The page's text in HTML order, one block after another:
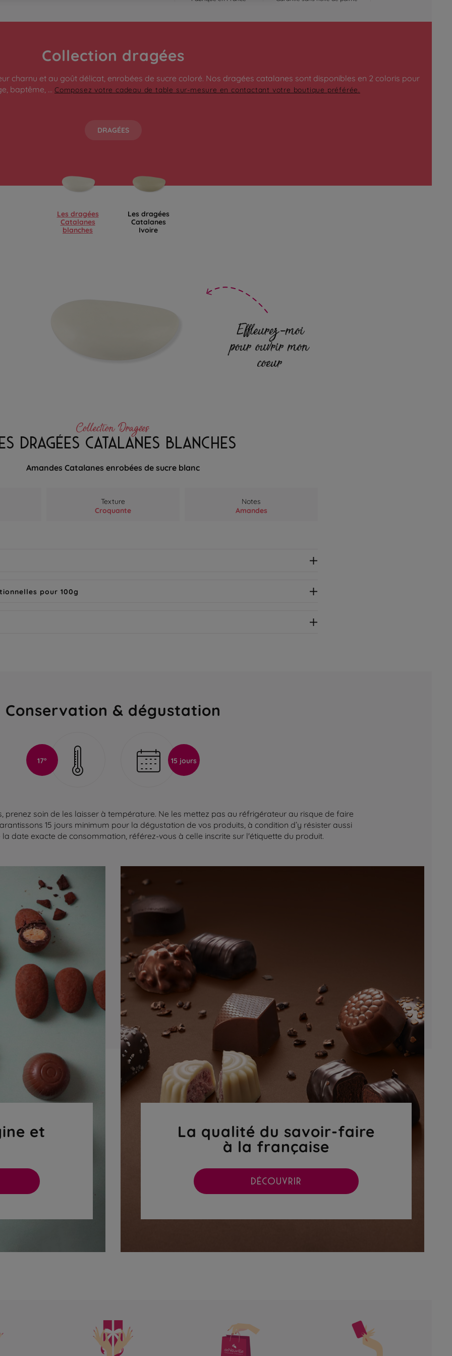
Collection dragées
charnu et au goût délicat, enrobées de sucre coloré. Nos dragées catalanes sont disponibles en 2 coloris pour
baptême, ... Composez votre cadeau de table sur-mesure en contactant votre boutique préférée.
DRAGÉES
Les dragées
Catalanes
blanches
Les dragées
Catalanes
Ivoire
Effleurez-moi
pour ouvrir mon
coeur
Collection Dragées
DRAGÉES CATALANES BLANCHES
Amandes Catalanes enrobées de sucre blanc
Texture
Croquante
Notes
Amandes
pour 100g
Conservation & dégustation
17° 15 jours
prenez soin de les laisser à température. Ne les mettez pas au réfrigérateur au risque de faire
15 jours minimum pour la dégustation de vos produits, à condition d’y résister aussi
date exacte de consommation, référez-vous à celle inscrite sur l'étiquette du produit.
et La qualité du savoir-faire
à la française
DÉCOUVRIR